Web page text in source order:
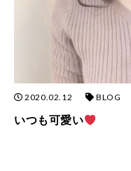
2020.02.12 BLOG
いつも可愛い